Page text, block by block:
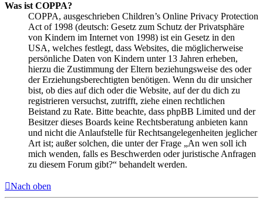
Was ist COPPA?
COPPA, ausgeschrieben Children’s Online Privacy Protection
Act of 1998 (deutsch: Gesetz zum Schutz der Privatsphäre
von Kindern im Internet von 1998) ist ein Gesetz in den
USA, welches festlegt, dass Websites, die möglicherweise
persönliche Daten von Kindern unter 13 Jahren erheben,
hierzu die Zustimmung der Eltern beziehungsweise des oder
der Erziehungsberechtigten benötigen. Wenn du dir unsicher
bist, ob dies auf dich oder die Website, auf der du dich zu
registrieren versuchst, zutrifft, ziehe einen rechtlichen
Beistand zu Rate. Bitte beachte, dass phpBB Limited und der
Besitzer dieses Boards keine Rechtsberatung anbieten kann
und nicht die Anlaufstelle für Rechtsangelegenheiten jeglicher
Art ist; außer solchen, die unter der Frage „An wen soll ich
mich wenden, falls es Beschwerden oder juristische Anfragen
zu diesem Forum gibt?“ behandelt werden.
Nach oben